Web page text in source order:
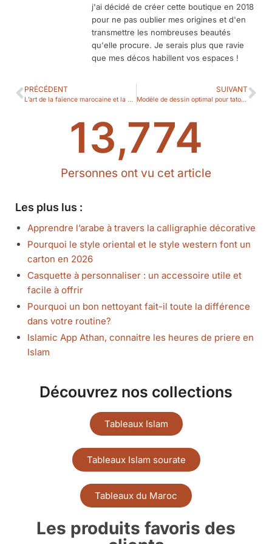
j'ai décidé de créer cette boutique en 2018
pour ne pas oublier mes origines et d'en
transmettre les nombreuses beautés
qu'elle procure. Je serais plus que ravie
que mes décos habillent vos espaces !
PRÉCÉDENT
L’art de la faïence marocaine et la vasque zellige
SUIVANT
Modèle de dessin optimal pour tatouage au henné
Personnes ont vu cet article
13,774
Les plus lus :
Apprendre l’arabe à travers la calligraphie décorative
Pourquoi le style oriental et le style western font un
carton en 2026
Casquette à personnaliser : un accessoire utile et
facile à offrir
Pourquoi un bon nettoyant fait-il toute la différence
dans votre routine?
Islamic App Athan, connaitre les heures de priere en
Islam
Découvrez nos collections
Tableaux Islam
Tableaux Islam sourate
Tableaux du Maroc
Les produits favoris des